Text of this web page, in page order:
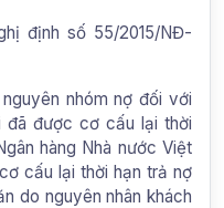
định số 55/2015/NĐ-
nhóm nợ đối với
được cơ cấu lại thời
hàng Nhà nước Việt
cấu lại thời hạn trả nợ
do nguyên nhân khách